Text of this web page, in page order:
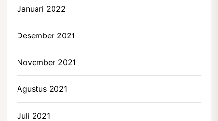
Januari 2022
Desember 2021
November 2021
Agustus 2021
Juli 2021